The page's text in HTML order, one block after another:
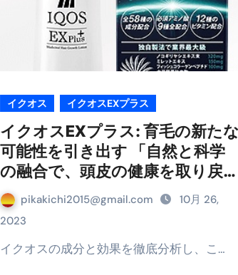
もらえる超お得アプリ
？勘定科目・仕訳・申告書記載方法
本が残念な国になった理由です。国民は
シナリオ検証してみた！ズボラ株投資
※YouTubeブログSNS共通
り組むべき！ #shorts
ないための方法 #投資詐欺 #詐欺 #弁護士
すぐに現金で受け取る方法
金調達法3選！#shorts
クが高い #shorts
イクオス イクオスEXプラス
イクオスEXプラス: 育毛の新たな
可能性を引き出す 「自然と科学
の融合で、頭皮の健康を取り戻
す」pikakichi2015@gmail.com
10月 26,
2023
イクオスの成分と効果を徹底分析し、こ…